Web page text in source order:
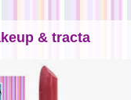
& tracta